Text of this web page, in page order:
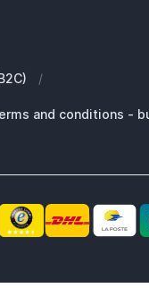
/
and conditions -